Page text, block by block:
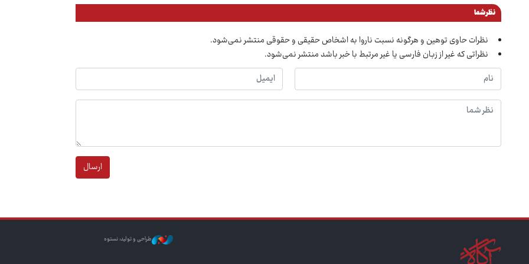
نظر شما
نظرات حاوی توهین و هرگونه نسبت ناروا به اشخاص حقیقی و حقوقی منتشر نمی‌شود.
نظراتی که غیر از زبان فارسی یا غیر مرتبط با خبر باشد منتشر نمی‌شود.
ارسال
طراحی و تولید: نستوه